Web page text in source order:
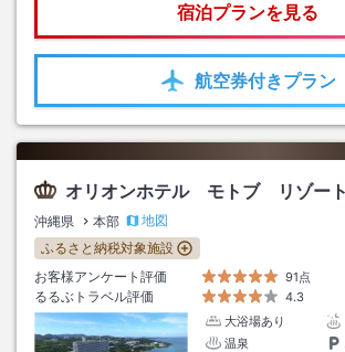
宿泊プランを見る
航空券付きプラン
オリオンホテル モトブ リゾー
沖縄県 本部
地図
ふるさと納税対象施設
お客様アンケート評価
91点
るるぶトラベル評価
4.3
大浴場あり
温泉